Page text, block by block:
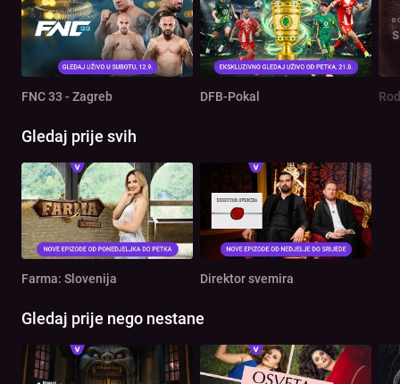
FNC 33 - Zagreb DFB-Pokal
Gledaj prije svih
Farma: Slovenija Direktor svemira
Gledaj prije nego nestane